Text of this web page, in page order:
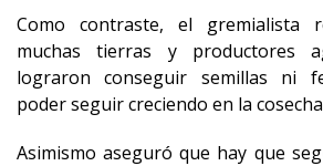
Como contraste, el gremialista
muchas tierras y productores
lograron conseguir semillas ni
poder seguir creciendo en la
Asimismo aseguró que hay que